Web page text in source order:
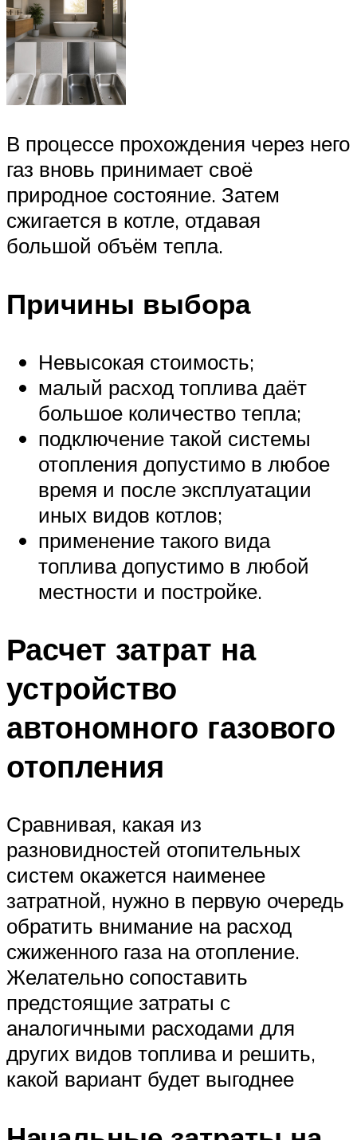
В процессе прохождения через него
газ вновь принимает своё
природное состояние. Затем
сжигается в котле, отдавая
большой объём тепла.
Причины выбора
Невысокая стоимость;
малый расход топлива даёт
большое количество тепла;
подключение такой системы
отопления допустимо в любое
время и после эксплуатации
иных видов котлов;
применение такого вида
топлива допустимо в любой
местности и постройке.
Расчет затрат на
устройство
автономного газового
отопления
Сравнивая, какая из
разновидностей отопительных
систем окажется наименее
затратной, нужно в первую очередь
обратить внимание на расход
сжиженного газа на отопление.
Желательно сопоставить
предстоящие затраты с
аналогичными расходами для
других видов топлива и решить,
какой вариант будет выгоднее